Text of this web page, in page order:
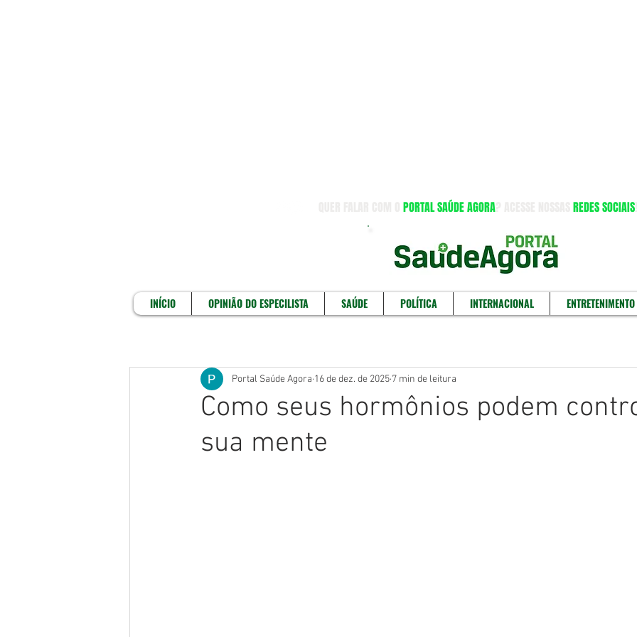
PORTAL SAÚDE AGORA? ACESSE NOSSAS REDES SOCIAIS!
INÍCIO
INÍCIO OPINIÃO DO ESPECILISTA SAÚDE POLÍTICA INTERNACIONAL ENTRETENIMENTO
Como seus hormônios podem
sua mente
Portal Saúde Agora 16 de dez. de 2025 7 min de leitura